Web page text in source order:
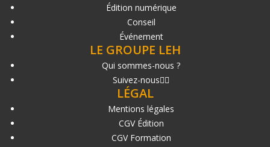
Édition numérique
Conseil
Événement
LE GROUPE LEH
Qui sommes-nous ?
Suivez-nous
LÉGAL
Mentions légales
CGV Édition
CGV Formation